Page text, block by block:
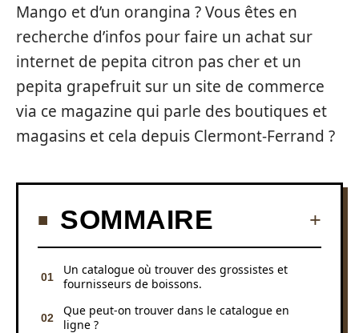
Mango et d’un orangina ? Vous êtes en
recherche d’infos pour faire un achat sur
internet de pepita citron pas cher et un
pepita grapefruit sur un site de commerce
via ce magazine qui parle des boutiques et
magasins et cela depuis Clermont-Ferrand ?
SOMMAIRE
Un catalogue où trouver des grossistes et
fournisseurs de boissons.
Que peut-on trouver dans le catalogue en
ligne ?